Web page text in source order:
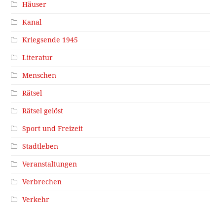
Häuser
Kanal
Kriegsende 1945
Literatur
Menschen
Rätsel
Rätsel gelöst
Sport und Freizeit
Stadtleben
Veranstaltungen
Verbrechen
Verkehr